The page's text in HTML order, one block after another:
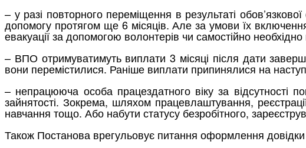
– у разі повторного переміщення в результаті
допомогу протягом ще 6 місяців. Але за умови їх
евакуації за допомогою волонтерів чи самостійно
– ВПО отримуватимуть виплати 3 місяці після дати
вони перемістилися. Раніше виплати припинялися на
– непрацююча особа працездатного віку за
зайнятості. Зокрема, шляхом працевлаштування,
навчання тощо. Або набути статусу безробітного,
Також Постанова врегульовує питання оформлення